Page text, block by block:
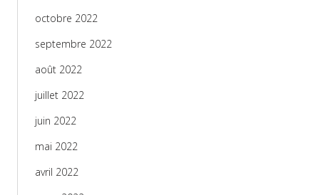
octobre 2022
septembre 2022
août 2022
juillet 2022
juin 2022
mai 2022
avril 2022